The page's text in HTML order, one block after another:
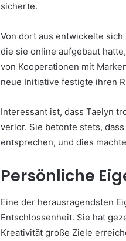
sicherte.
Von dort aus entwickelte
die sie online aufgebaut
von Kooperationen mit
neue Initiative festigte ihren
Interessant ist, dass Taelyn
verlor. Sie betonte stets,
entsprechen, und dies
Persönliche
Eine der herausragendsten
Entschlossenheit. Sie hat
Kreativität große Ziele